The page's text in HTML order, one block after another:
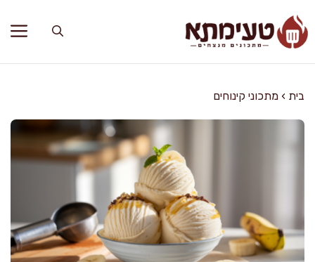
לתוכן
בית › מתכוני קינוחים